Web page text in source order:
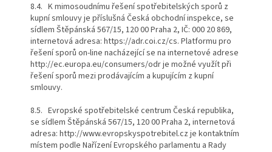
8.4. K mimosoudnímu řešení spotřebitelských sporů z
kupní smlouvy je příslušná Česká obchodní inspekce, se
sídlem Štěpánská 567/15, 120 00 Praha 2, IČ: 000 20 869,
internetová adresa: https://adr.coi.cz/cs. Platformu pro
řešení sporů on-line nacházející se na internetové adrese
http://ec.europa.eu/consumers/odr je možné využít při
řešení sporů mezi prodávajícím a kupujícím z kupní
smlouvy.
8.5. Evropské spotřebitelské centrum Česká republika,
se sídlem Štěpánská 567/15, 120 00 Praha 2, internetová
adresa: http://www.evropskyspotrebitel.cz je kontaktním
místem podle Nařízení Evropského parlamentu a Rady